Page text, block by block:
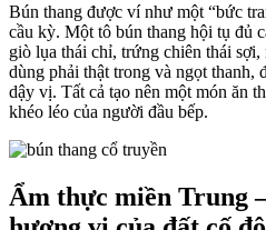
Bún thang được ví như một “bức
cầu kỳ. Một tô bún thang hội tụ đủ
giò lụa thái chỉ, trứng chiên thái
dùng phải thật trong và ngọt thanh,
dậy vị. Tất cả tạo nên một món ăn
khéo léo của người đầu bếp.
Ẩm thực miền Trung